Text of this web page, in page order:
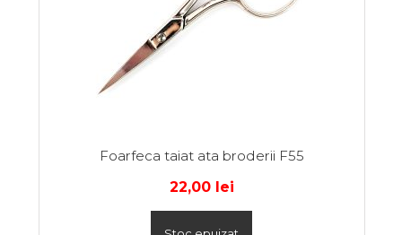
Foarfeca taiat ata broderii F55
22,00 lei